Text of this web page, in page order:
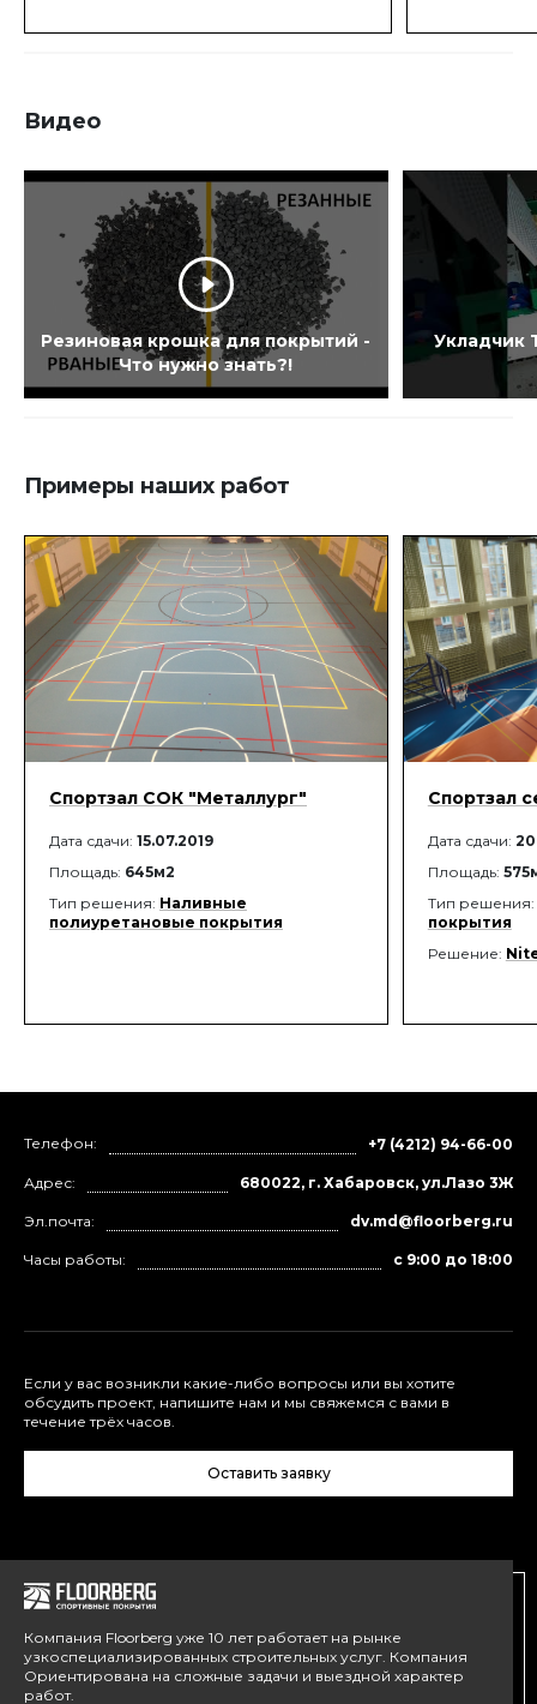
Видео
Резиновая крошка для покрытий -
Что нужно знать?!
Укладчик
Примеры наших работ
Спортзал СОК "Металлург"
Дата сдачи: 15.07.2019
Площадь: 645м2
Тип решения: Наливные
полиуретановые покрытия
Спортзал
Дата сдачи:
Площадь:
Тип решения:
покрытия
Решение:
Компания Floorberg уже 10 лет работает на рынке
узкоспециализированных строительных услуг. Компания
Ориентирована на сложные задачи и выездной характер
работ.
Телефон: +7 (4212) 94-66-00
Адрес: 680022, г. Хабаровск, ул.Лазо 3Ж
Эл.почта: dv.md@floorberg.ru
Часы работы: с 9:00 до 18:00
Если у вас возникли какие-либо вопросы или вы хотите
обсудить проект, напишите нам и мы свяжемся с вами в
течение трёх часов.
Оставить заявку